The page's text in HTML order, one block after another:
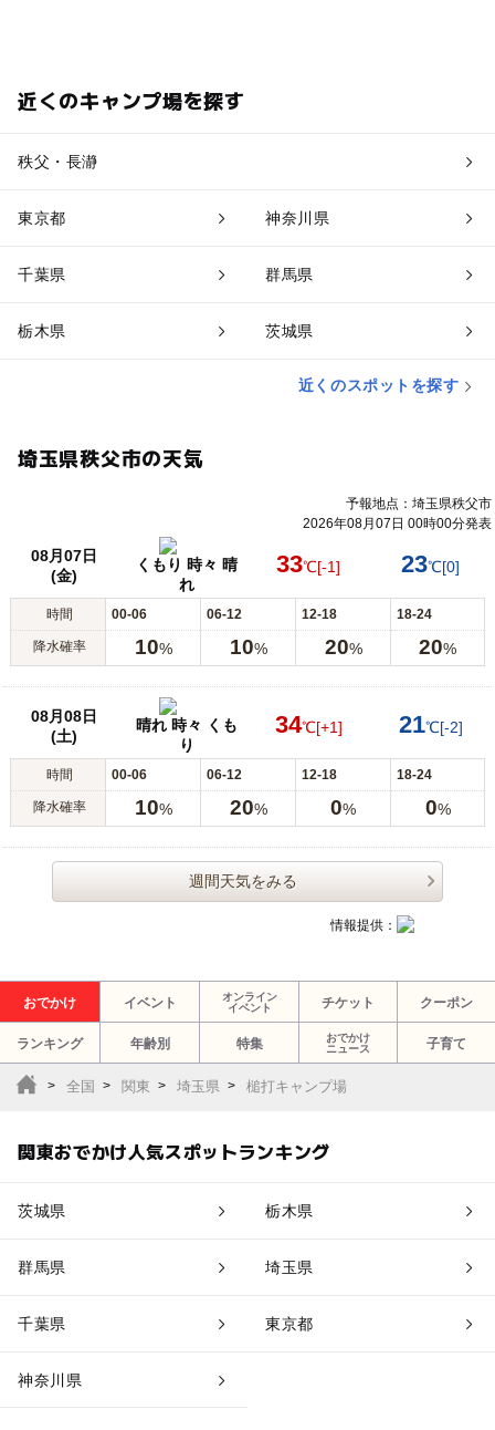
近くのキャンプ場を探す
秩父・長瀞
東京都 神奈川県
千葉県 群馬県
栃木県 茨城県
近くのスポットを探す
埼玉県秩父市の天気
予報地点：埼玉県秩父市
2026年08月07日 00時00分発表
08月07日
(金)
くもり 時々 晴
れ
33℃[-1] 23℃[0]
時間 00-06 06-12 12-18 18-24
降水確率 10% 10% 20% 20%
08月08日
(土)
晴れ 時々 くも
り
34℃[+1] 21℃[-2]
時間 00-06 06-12 12-18 18-24
降水確率 10% 20% 0% 0%
週間天気をみる
情報提供：
おでかけ イベント
オンライン
イベント
チケット クーポン
ランキング 年齢別 特集
おでかけ
ニュース
子育て
全国 関東 埼玉県 槌打キャンプ場
関東おでかけ人気スポットランキング
茨城県 栃木県
群馬県 埼玉県
千葉県 東京都
神奈川県